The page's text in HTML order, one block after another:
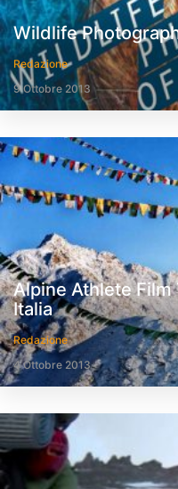
Wildlife
Redazione
9 Ottobre 2013
Alpine Athlete Film
Italia
Redazione
4 Ottobre 2013